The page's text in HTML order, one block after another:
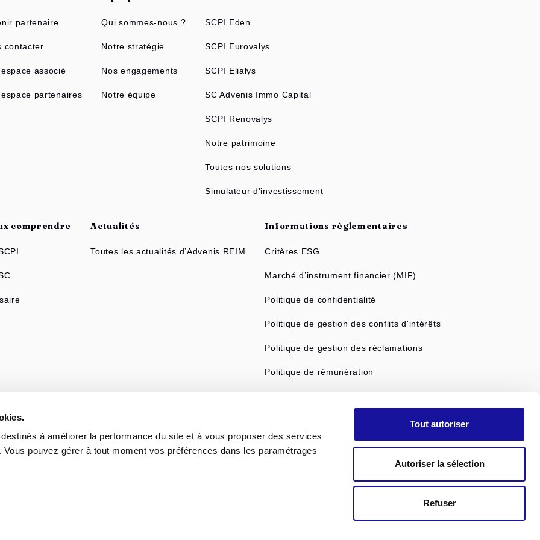
à améliorer la performance du site et à vous proposer des services
pouvez gérer à tout moment vos préférences dans les paramétrages
Tout autoriser
Autoriser la sélection
Refuser
partenaire
contacter
associé
partenaires
Qui sommes-nous ?
Notre stratégie
Nos engagements
Notre équipe
SCPI Eden
SCPI Eurovalys
SCPI Elialys
SC Advenis Immo Capital
SCPI Renovalys
Notre patrimoine
Toutes nos solutions
Simulateur d'investissement
comprendre Actualités
Toutes les actualités d’Advenis REIM
Informations règlementaires
Critères ESG
Marché d’instrument financier (MIF)
Politique de confidentialité
Politique de gestion des conflits d'intérêts
Politique de gestion des réclamations
Politique de rémunération
Groupe
Germany